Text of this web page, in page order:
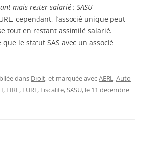
mais rester salarié : SASU
cependant, l’associé unique peut
tout en restant assimilé salarié.
que le statut SAS avec un associé
dans Droit, et marquée avecAERL,Auto
, EIRL, EURL, Fiscalité,SASU, le 11 décembre